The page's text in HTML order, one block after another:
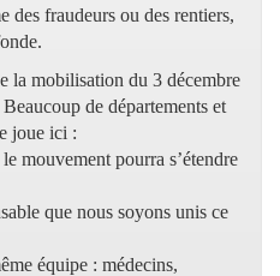
des fraudeurs ou des rentiers,
la mobilisation du 3 décembre
de départements et
joue ici :
mouvement pourra s’étendre
que nous soyons unis ce
équipe : médecins,